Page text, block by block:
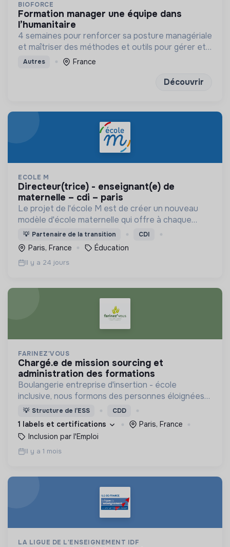
BIOFORCE
formation manager une équipe dans
l’humanitaire
4 semaines pour renforcer sa posture managériale
et maîtriser des méthodes et outils pour gérer et
mobiliser son équipe, et développer leurs
Autres France
Découvrir
ECOLE M
directeur(trice) - enseignant(e) de
maternelle – cdi – paris
Le projet de l'école M est de créer un nouveau
modèle d'école maternelle qui offre à chaque
enfant une éducation personnalisée et qui
contribue à la réduction des inégalités scolaires.
💡 Partenaire de la transition CDI
Paris, France Éducation
Il y a 24 jours
FARINEZ'VOUS
chargé.e de mission sourcing et
administration des formations
Boulangerie entreprise d'insertion - école
inclusive, nous formons des personnes éloignées
de l'emploi aux métiers de la boulangerie.
💡 Structure de l’ESS CDD
1 labels et certifications
Paris, France
Inclusion par l'Emploi
Il y a 1 mois
LA LIGUE DE L'ENSEIGNEMENT IDF